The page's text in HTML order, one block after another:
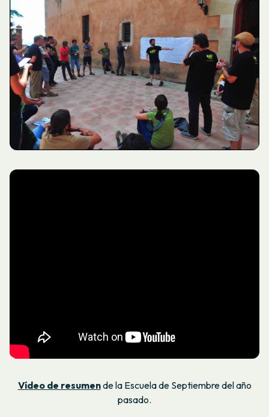
Vídeo de resumende la Escuela de Septiembre del año
pasado.